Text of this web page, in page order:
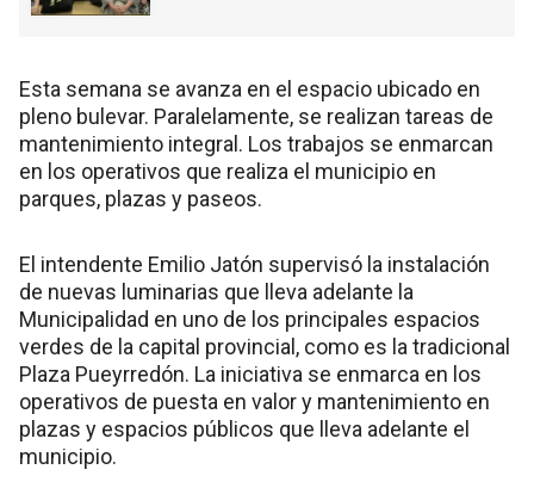
Esta semana se avanza en el espacio ubicado en
pleno bulevar. Paralelamente, se realizan tareas de
mantenimiento integral. Los trabajos se enmarcan
en los operativos que realiza el municipio en
parques, plazas y paseos.
El intendente Emilio Jatón supervisó la instalación
de nuevas luminarias que lleva adelante la
Municipalidad en uno de los principales espacios
verdes de la capital provincial, como es la tradicional
Plaza Pueyrredón. La iniciativa se enmarca en los
operativos de puesta en valor y mantenimiento en
plazas y espacios públicos que lleva adelante el
municipio.